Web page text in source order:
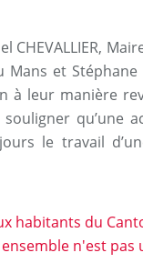
Mans et
à leur manière
qu’une
le travail